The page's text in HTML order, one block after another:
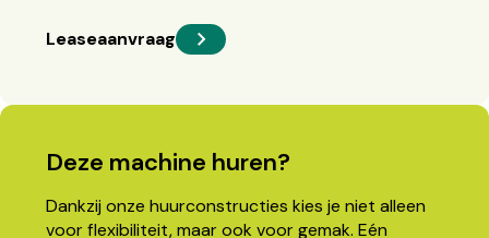
Leaseaanvraag
Deze machine huren?
Dankzij onze huurconstructies kies je niet alleen
voor flexibiliteit, maar ook voor gemak. Eén